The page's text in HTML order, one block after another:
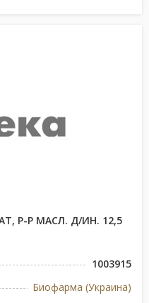
Р-Р МАСЛ. Д/ИН. 12,5
1003915
Биофарма (Украина)